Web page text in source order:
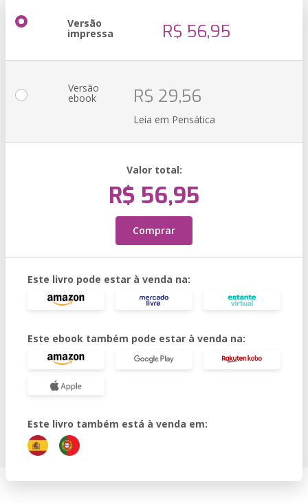
Versão
impressa R$ 56,95
Versão
ebook R$ 29,56
Leia em Pensática
Valor total:
R$ 56,95
Comprar
Este livro pode estar à venda na:
Este ebook também pode estar à venda na:
Este livro também está à venda em: